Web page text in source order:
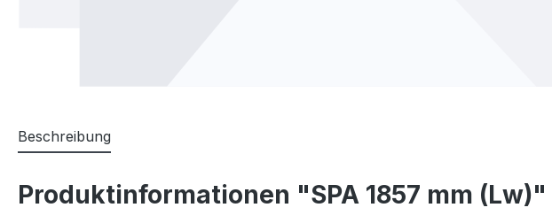
Beschreibung
Produktinformationen "SPA 1857 mm (Lw)"